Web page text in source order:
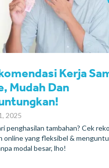
Kerja
Mudah Dan
2025
penghasilan tambahan? Cek
online yang fleksibel &
modal besar, lho!